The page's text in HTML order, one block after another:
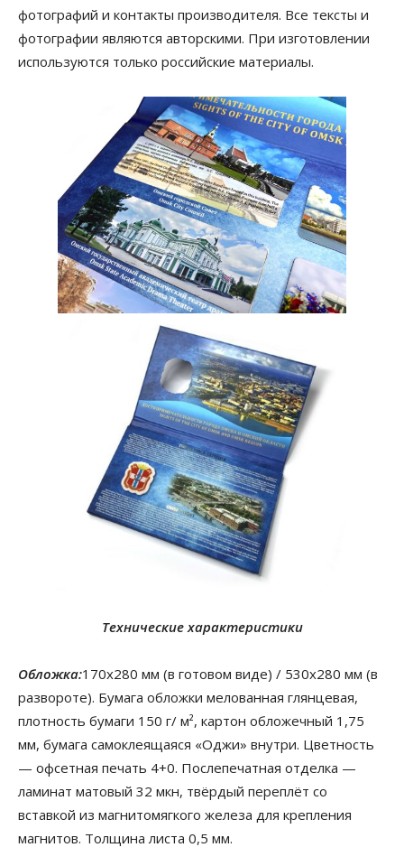
фотографий и контакты производителя. Все тексты и
фотографии являются авторскими. При изготовлении
используются только российские материалы.
Технические характеристики
Обложка:170х280 мм (в готовом виде) / 530х280 мм (в
развороте). Бумага обложки мелованная глянцевая,
плотность бумаги 150 г/ м², картон обложечный 1,75
мм, бумага самоклеящаяся «Оджи» внутри. Цветность
— офсетная печать 4+0. Послепечатная отделка —
ламинат матовый 32 мкн, твёрдый переплёт со
вставкой из магнитомягкого железа для крепления
магнитов. Толщина листа 0,5 мм.